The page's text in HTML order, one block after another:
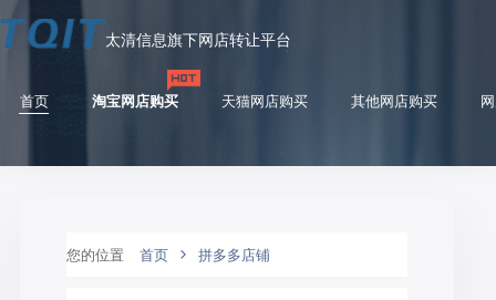
太清信息旗下网店转让平台
首页 淘宝网店购买 天猫网店购买 其他网店购买
您的位置 首页 拼多多店铺